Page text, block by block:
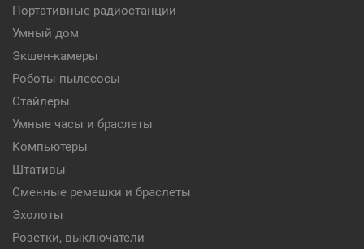
Портативные радиостанции
Умный дом
Экшен-камеры
Роботы-пылесосы
Стайлеры
Умные часы и браслеты
Компьютеры
Штативы
Сменные ремешки и браслеты
Эхолоты
Розетки, выключатели